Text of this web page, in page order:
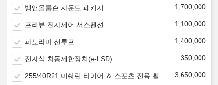
뱅앤올룹슨 사운드 패키지 1,700,000
프리뷰 전자제어 서스펜션 1,100,000
파노라마 선루프 1,400,000
전자식 차동제한장치(e-LSD) 350,000
255/40R21 미쉐린 타이어 ＆ 스포츠 전용 휠 3,650,000